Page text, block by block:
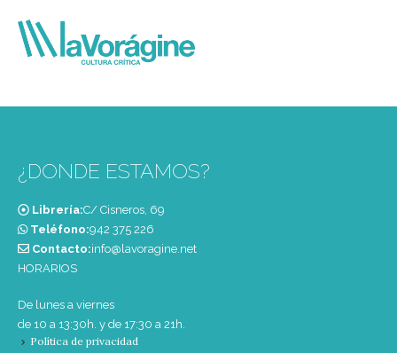
¿DONDE ESTAMOS?
Librería:C/ Cisneros, 69
Teléfono:‭942 375 226‬
Contacto:info@lavoragine.net
HORARIOS
De lunes a viernes
de 10 a 13:30h. y de 17:30 a 21h.
Política de privacidad